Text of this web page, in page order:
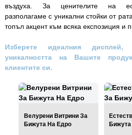
въздуха. За ценителите на
разполагаме с уникални стойки от
топъл акцент към всяка експозиция и
Изберете идеалния
уникалността на Вашите
клиентите си.
Велурени Витрини За
Бижута На Едро
Бижута